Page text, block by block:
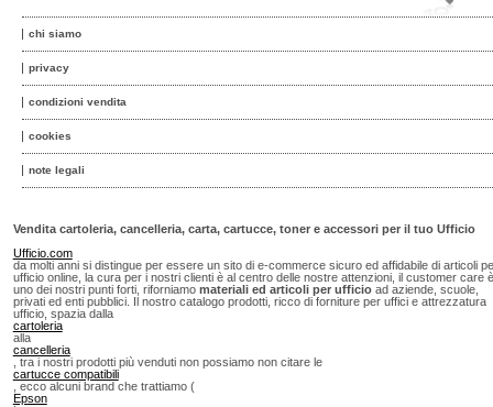
chi siamo
privacy
condizioni vendita
cookies
note legali
Vendita cartoleria, cancelleria, carta, cartucce, toner e accessori per il tuo Ufficio
Ufficio.com
da molti anni si distingue per essere un sito di e-commerce sicuro ed affidabile di articoli
ufficio online, la cura per i nostri clienti è al centro delle nostre attenzioni, il customer care è
uno dei nostri punti forti, riforniamo materiali ed articoli per ufficioad aziende, scuole,
privati ed enti pubblici. Il nostro catalogo prodotti, ricco di forniture per uffici e attrezzatura
ufficio, spazia dalla
cartoleria
alla
cancelleria
, tra i nostri prodotti più venduti non possiamo non citare le
cartucce compatibili
, ecco alcuni brand che trattiamo (
Epson